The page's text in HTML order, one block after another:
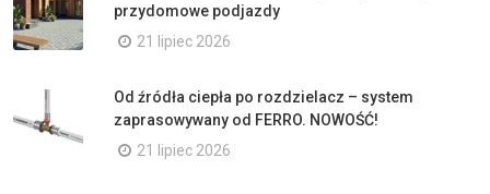
przydomowe podjazdy
21 lipiec 2026
Od źródła ciepła po rozdzielacz – system
zaprasowywany od FERRO. NOWOŚĆ!
21 lipiec 2026